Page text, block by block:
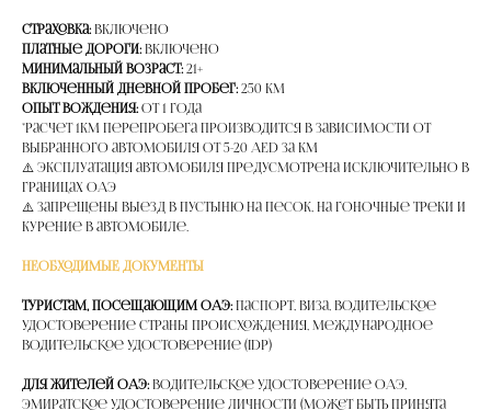
Страховка: Включено
Платные дороги: Включено
Минимальный возраст: 21+
Включенный дневной пробег: 250 км
Опыт вождения: от 1 года
*расчет 1км перепробега производится в зависимости от
выбранного автомобиля от 5-20 AED за км
⚠️ Эксплуатация автомобиля предусмотрена исключительно в
границах ОАЭ
⚠️ Запрещены выезд в пустыню на песок, на гоночные треки и
курение в автомобиле.
НЕОБХОДИМЫЕ ДОКУМЕНТЫ
Туристам, посещающим ОАЭ: Паспорт, Виза, Водительское
удостоверение страны происхождения, Международное
водительское удостоверение (IDP)
Для жителей ОАЭ: Водительское удостоверение ОАЭ,
Эмиратское удостоверение личности (может быть принята